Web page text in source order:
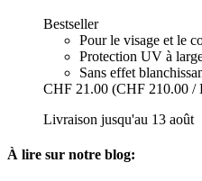
Bestseller
Pour le visage et le
Protection UV à
Sans effet
CHF 21.00 (CHF 210.00 /
Livraison jusqu'au 13 août
À lire sur notre blog: